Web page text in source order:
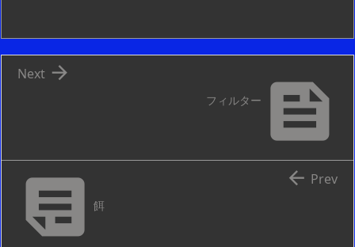

フィルター

Next
餌
 Prev